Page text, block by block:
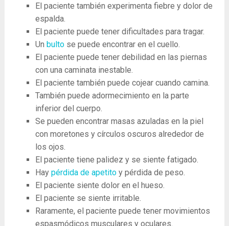
El paciente también experimenta fiebre y dolor de
espalda.
El paciente puede tener dificultades para tragar.
Un bulto se puede encontrar en el cuello.
El paciente puede tener debilidad en las piernas
con una caminata inestable.
El paciente también puede cojear cuando camina.
También puede adormecimiento en la parte
inferior del cuerpo.
Se pueden encontrar masas azuladas en la piel
con moretones y círculos oscuros alrededor de
los ojos.
El paciente tiene palidez y se siente fatigado.
Hay pérdida de apetito y pérdida de peso.
El paciente siente dolor en el hueso.
El paciente se siente irritable.
Raramente, el paciente puede tener movimientos
espasmódicos musculares y oculares.